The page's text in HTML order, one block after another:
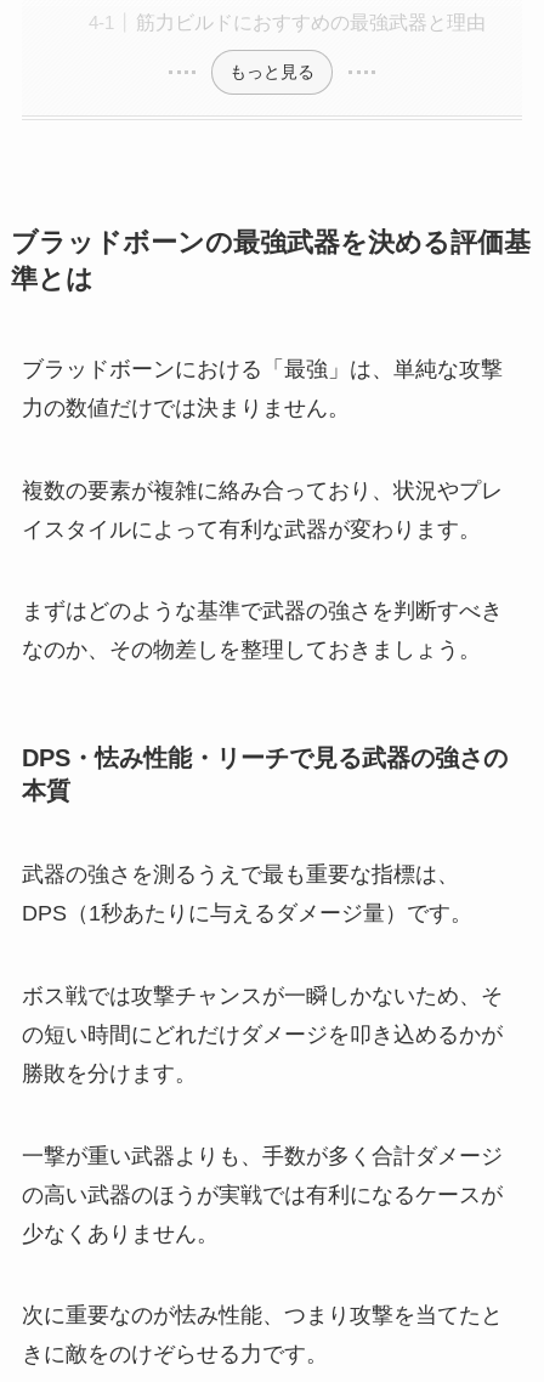
筋力ビルドにおすすめの最強武器と理由
もっと見る
ブラッドボーンの最強武器を決める評価基
準とは
ブラッドボーンにおける「最強」は、単純な攻撃
力の数値だけでは決まりません。
複数の要素が複雑に絡み合っており、状況やプレ
イスタイルによって有利な武器が変わります。
まずはどのような基準で武器の強さを判断すべき
なのか、その物差しを整理しておきましょう。
DPS・怯み性能・リーチで見る武器の強さの
本質
武器の強さを測るうえで最も重要な指標は、
DPS（1秒あたりに与えるダメージ量）です。
ボス戦では攻撃チャンスが一瞬しかないため、そ
の短い時間にどれだけダメージを叩き込めるかが
勝敗を分けます。
一撃が重い武器よりも、手数が多く合計ダメージ
の高い武器のほうが実戦では有利になるケースが
少なくありません。
次に重要なのが怯み性能、つまり攻撃を当てたと
きに敵をのけぞらせる力です。